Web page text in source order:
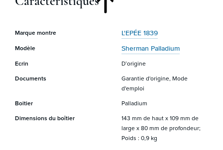
Marque montre L'EPÉE 1839
Modèle Sherman Palladium
Ecrin D’origine
Documents
Garantie d'origine, Mode
d'emploi
Boitier Palladium
Dimensions du boîtier
143 mm de haut x 109 mm de
large x 80 mm de profondeur;
Poids : 0,9 kg